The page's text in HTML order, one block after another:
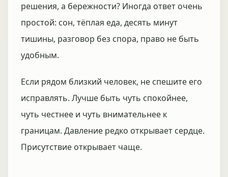
решения, а бережности? Иногда ответ очень
простой: сон, тёплая еда, десять минут
тишины, разговор без спора, право не быть
удобным.
Если рядом близкий человек, не спешите его
исправлять. Лучше быть чуть спокойнее,
чуть честнее и чуть внимательнее к
границам. Давление редко открывает сердце.
Присутствие открывает чаще.